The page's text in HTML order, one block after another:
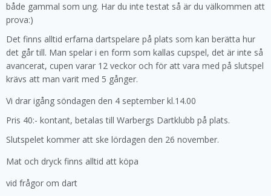
både gammal som ung. Har du inte testat så är du välkommen att
prova:)
Det finns alltid erfarna dartspelare på plats som kan berätta hur
det går till. Man spelar i en form som kallas cupspel, det är inte så
avancerat, cupen varar 12 veckor och för att vara med på slutspel
krävs att man varit med 5 gånger.
Vi drar igång söndagen den 4 september kl.14.00
Pris 40:- kontant, betalas till Warbergs Dartklubb på plats.
Slutspelet kommer att ske lördagen den 26 november.
Mat och dryck finns alltid att köpa
vid frågor om dart